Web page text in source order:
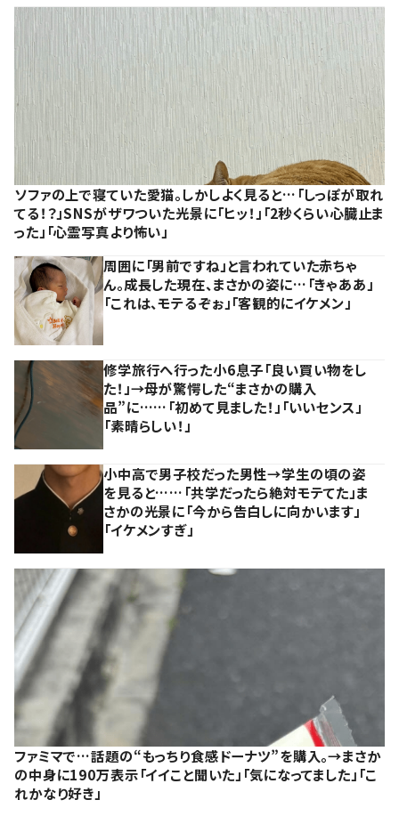
ソファの上で寝ていた愛猫。しかしよく見ると…「しっぽが取れ
てる！？」SNSがザワついた光景に「ヒッ！」「2秒くらい心臓止ま
った」「心霊写真より怖い」
周囲に「男前ですね」と言われていた赤ちゃ
ん。成長した現在、まさかの姿に…「きゃああ」
「これは、モテるぞぉ」「客観的にイケメン」
修学旅行へ行った小6息子「良い買い物をし
た！」→母が驚愕した“まさかの購入
品”に……「初めて見ました！」「いいセンス」
「素晴らしい！」
小中高で男子校だった男性→学生の頃の姿
を見ると……「共学だったら絶対モテてた」ま
さかの光景に「今から告白しに向かいます」
「イケメンすぎ」
ファミマで…話題の“もっちり食感ドーナツ”を購入。→まさか
の中身に190万表示「イイこと聞いた」「気になってました」「こ
れかなり好き」